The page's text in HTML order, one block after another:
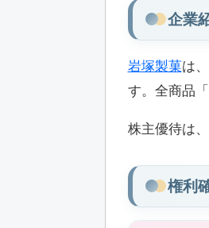
企業
岩塚製菓は
す。全商品
株主優待は
権利